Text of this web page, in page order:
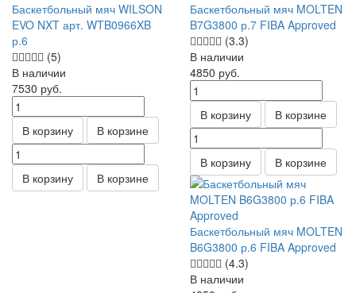
Баскетбольный мяч WILSON
EVO NXT арт. WTB0966XB
р.6
(5)
В наличии
7530 руб.
В корзину В корзине
В корзину В корзине
Баскетбольный мяч MOLTEN
B7G3800 р.7 FIBA Approved
(3.3)
В наличии
4850 руб.
В корзину В корзине
В корзину В корзине
Баскетбольный мяч MOLTEN
B6G3800 р.6 FIBA Approved
(4.3)
В наличии